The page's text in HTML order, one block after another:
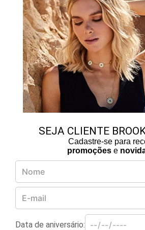
SEJA CLIENTE
Cadastre-se para
promoções e
Data de aniversário: